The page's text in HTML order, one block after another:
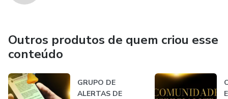
Outros produtos de quem criou esse
conteúdo
GRUPO DE
ALERTAS DE